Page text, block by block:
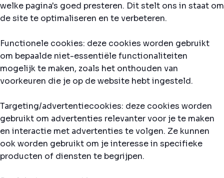
welke pagina's goed presteren. Dit stelt ons in staat om
de site te optimaliseren en te verbeteren.
Functionele cookies: deze cookies worden gebruikt
om bepaalde niet-essentiële functionaliteiten
mogelijk te maken, zoals het onthouden van
voorkeuren die je op de website hebt ingesteld.
Targeting/advertentiecookies: deze cookies worden
gebruikt om advertenties relevanter voor je te maken
en interactie met advertenties te volgen. Ze kunnen
ook worden gebruikt om je interesse in specifieke
producten of diensten te begrijpen.